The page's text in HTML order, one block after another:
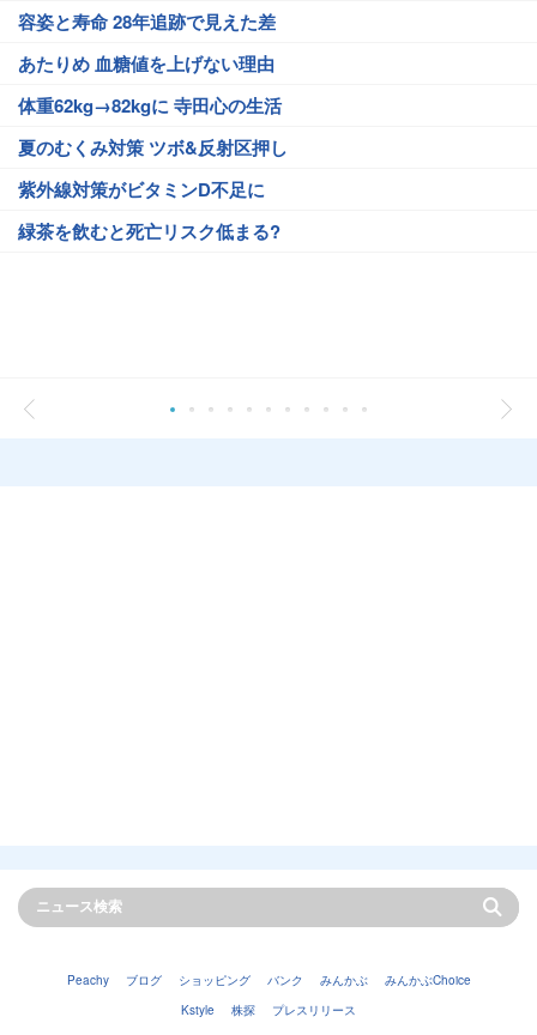
容姿と寿命 28年追跡で見えた差
あたりめ 血糖値を上げない理由
体重62kg→82kgに 寺田心の生活
夏のむくみ対策 ツボ&反射区押し
紫外線対策がビタミンD不足に
緑茶を飲むと死亡リスク低まる?
Peachy ブログ ショッピング バンク みんかぶ
みんかぶChoice
Kstyle
株探 プレスリリース